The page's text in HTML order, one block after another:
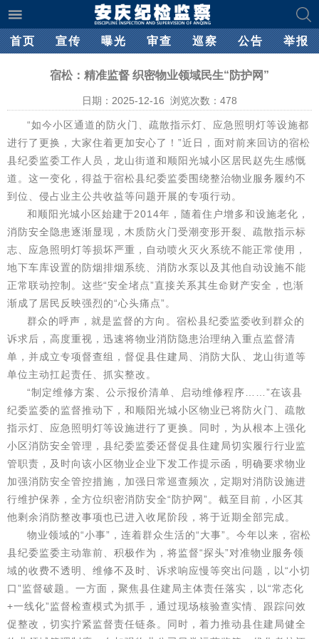
首页 宣传 曝光 审查 巡察 公告 举报
宿松：精准监督 织密物业领域民生“防护网”
日期：2025-12-16 浏览次数： 478
“如今小区通道的防火门、疏散指示灯、应急照明灯等设施都
进行了更换，大家住着更加安心了！”近日，面对前来回访的宿松
县纪委监委工作人员，龙山街道和顺阳光城小区居民赵先生感慨
道。这一变化，得益于宿松县纪委监委围绕整治物业服务履约不
到位、侵占业主公共收益等问题开展的专项行动。
和顺阳光城小区始建于2014年，随着住户增多和设施老化，
消防安全隐患逐渐显现，木质防火门受潮变形开裂、疏散指示标
志、应急照明灯等损坏严重，自动喷火灭火系统不能正常使用，
地下车库设置的防烟排烟系统、消防水泵以及其他自动设施不能
正常联动控制。这些“安全堵点”直接关系其生命财产安全，也渐
渐成了居民反映强烈的“心头痛点”。
群众的呼声，就是监督的方向。宿松县纪委监委收到群众的
诉求后，高度重视，迅速将物业消防隐患治理纳入重点监督清
单，并成立专项督查组，督促县住建局、消防大队、龙山街道等
单位主动扛起责任、抓实整改。
“制定维修方案、公示报价清单、启动维修程序……”在该县
纪委监委的监督推动下，和顺阳光城小区物业已将防火门、疏散
指示灯、应急照明灯等设施进行了更换。同时，为从根本上强化
小区消防安全管理，县纪委监委还督促县住建局切实履行行业监
管职责，及时向该小区物业企业下发工作提示函，明确要求物业
加强消防安全管控措施，加强日常巡查频次，定期对消防设施进
行维护保养，全方位织密消防安全“防护网”。截至目前，小区其
他剩余消防整改事项也已进入收尾阶段，将于近期全部完成。
物业领域的“小事”，连着群众生活的“大事”。今年以来，宿松
县纪委监委主动靠前、积极作为，将监督“探头”对准物业服务领
域的收费不透明、维修不及时、诉求响应慢等突出问题，以“小切
口”监督破题。一方面，聚焦县住建局主体责任落实，以“常态化
+一线化”监督检查模式为抓手，通过现场核验查实情、跟踪问效
促整改，切实拧紧监督责任链条。同时，着力推动县住建局健全